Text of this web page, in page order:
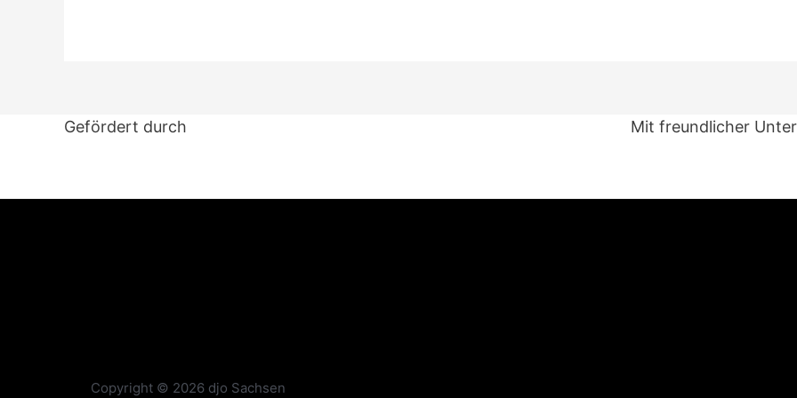
Gefördert durch Mit freundlicher
Copyright © 2026 djo Sachsen